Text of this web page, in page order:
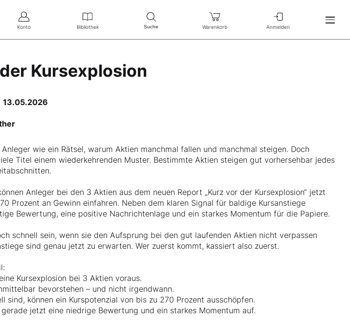
Konto Bibliothek Suche Warenkorb Anmelden
Kursexplosion
13.05.2026
wie ein Rätsel, warum Aktien manchmal fallen und manchmal steigen. Doch
Titel einem wiederkehrenden Muster. Bestimmte Aktien steigen gut vorhersehbar jedes
Anleger bei den 3 Aktien aus dem neuen Report „Kurz vor der Kursexplosion“ jetzt
Prozent an Gewinn einfahren. Neben dem klaren Signal für baldige Kursanstiege
Bewertung, eine positive Nachrichtenlage und ein starkes Momentum für die Papiere.
schnell sein, wenn sie den Aufsprung bei den gut laufenden Aktien nicht verpassen
sind genau jetzt zu erwarten. Wer zuerst kommt, kassiert also zuerst.
Kursexplosion bei 3 Aktien voraus.
bevorstehen – und nicht irgendwann.
sind, können ein Kurspotenzial von bis zu 270 Prozent ausschöpfen.
jetzt eine niedrige Bewertung und ein starkes Momentum auf.